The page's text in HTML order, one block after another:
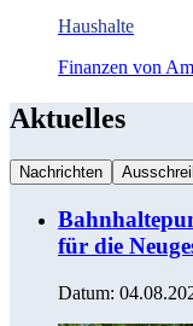
Haushalte
Finanzen von
Aktuelles
Nachrichten
für die
Datum: